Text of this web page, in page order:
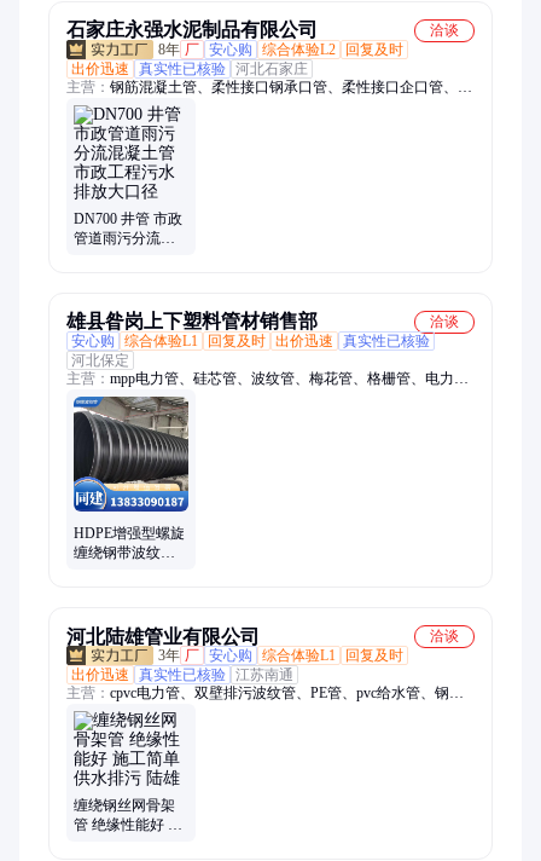
石家庄永强水泥制品有限公司
洽谈
8年 厂 安心购 综合体验L2
回复及时
出价迅速
真实性已核验 河北石家庄
主营： 钢筋混凝土管、柔性接口钢承口管、柔性接口企口管、柔
性接口承插口管、刚性接口平企口管、水泥管、水泥排水管、混
凝土排水管、混凝土顶管、钢筋混凝土排水管、钢筋混凝土顶
管、钢筋混凝土检查井、预制检查井
DN700 井管 市政
管道雨污分流混
雄县昝岗上下塑料管材销售部
洽谈
安心购
综合体验L1 回复及时 出价迅速
真实性已核验
河北保定
主营： mpp电力管、硅芯管、波纹管、梅花管、格栅管、电力
管、给水管、排污管
HDPE增强型螺旋
缠绕钢带波纹管
河北陆雄管业有限公司
洽谈
3年 厂 安心购 综合体验L1
回复及时
出价迅速
真实性已核验 江苏南通
主营： cpvc电力管、双壁排污波纹管、PE管、pvc给水管、钢带
波纹管、克拉管、PE给水管、给水管、双壁波纹管、排水管、
MPP电力管、钢丝网骨架管、钢带管、电缆护套管、电缆保护
管、电力电缆保护管、电力保护管、缠绕结构壁B型管、波纹
管、pe穿线管、热浸塑钢管、PVC-M给水管、PVC-O管材、格
栅管、cpvc预埋电力管
缠绕钢丝网骨架
管 绝缘性能好 施